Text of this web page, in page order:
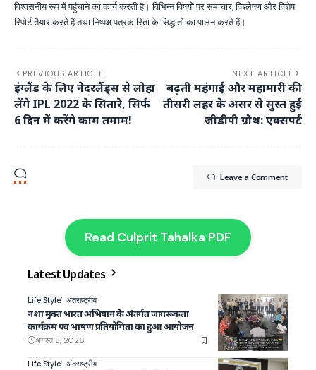
विश्वसनीय रूप में पहुंचाने का कार्य करती है। विभिन्न विषयों पर समाचार, विश्लेषण और विशेष
रिपोर्ट तैयार करते हैं तथा निष्पक्ष पत्रकारिता के सिद्धांतों का पालन करते हैं।
PREVIOUS ARTICLE
इंग्लैंड के लिए नेदरलैंड्स से लोहा
लेंगे IPL 2022 के सितारे, सिर्फ
6 दिन में करेंगे काम तमाम!
NEXT ARTICLE
बढ़ती महंगाई और महामारी की
तीसरी लहर के असर से सुस्त हुई
जीडीपी ग्रोथ: एक्सपर्ट
Leave a Comment
Read Culprit Tahalka PDF
Latest Updates
Life Style अंतराष्ट्रीय
नशा मुक्त भारत अभियान के अंतर्गत जागरूकता
कार्यक्रम एवं भाषण प्रतियोगिता का हुआ आयोजन
अगस्त 8, 2026
Life Style अंतराष्ट्रीय